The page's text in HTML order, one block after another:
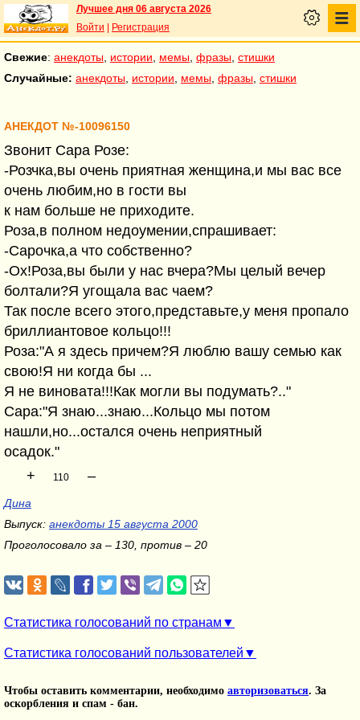
Лучшее дня 06 августа 2026
Войти
Регистрация
Свежие: анекдоты истории мемы фразы стишки
Случайные: анекдоты истории мемы фразы стишки
АНЕКДОТ №-10096150
Звонит Сара Розе:
-Розчка,вы очень приятная женщина,и мы вас все
очень любим,но в гости вы
к нам больше не приходите.
Роза,в полном недоумении,спрашивает:
-Сарочка,а что собственно?
-Ох!Роза,вы были у нас вчера?Мы целый вечер
болтали?Я угощала вас чаем?
Так после всего этого,представьте,у меня пропало
бриллиантовое кольцо!!!
Роза:"А я здесь причем?Я люблю вашу семью как
свою!Я ни когда бы ...
Я не виновата!!!Как могли вы подумать?.."
Сара:"Я знаю...знаю...Кольцо мы потом
нашли,но...остался очень неприятный
осадок."
+
110 –
Дина
Выпуск: анекдоты 15 августа 2000
Проголосовало за – 130, против – 20
Статистика голосований по странам
Статистика голосований пользователей
Чтобы оставить комментарии, необходимо авторизоваться. За
оскорбления и спам - бан.